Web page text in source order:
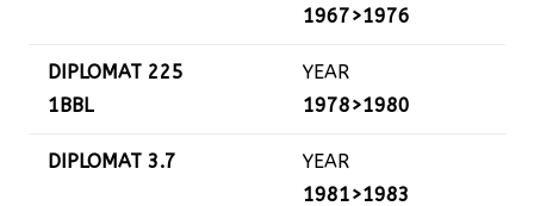
1967>1976
DIPLOMAT 225
1BBL
YEAR
1978>1980
DIPLOMAT 3.7
YEAR
1981>1983